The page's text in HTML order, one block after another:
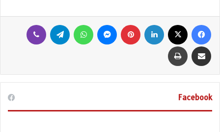
فيسبوك لينكدإن بينتيريست ماسنجر واتساب تيلقرام
مشاركة عبر البريد طباعة
Facebook